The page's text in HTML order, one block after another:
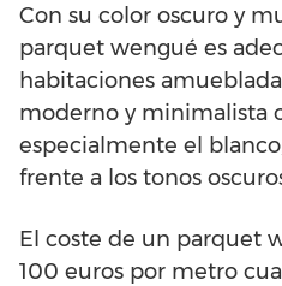
Con su color oscuro y
parquet wengué es
habitaciones
moderno y minimalista
especialmente el
frente a los tonos
El coste de un parquet
100 euros por metro